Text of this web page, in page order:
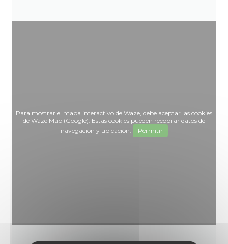
Para mostrar el mapa interactivo de Waze, debe aceptar las cookies
de Waze Map (Google). Estas cookies pueden recopilar datos de
navegación y ubicación.
Permitir